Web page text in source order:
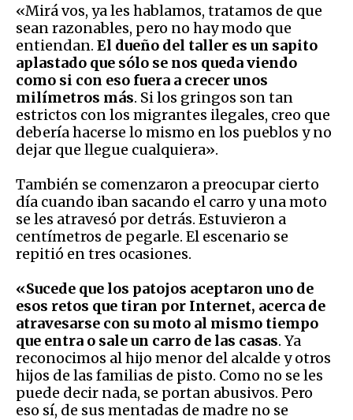
«Mirá vos, ya les hablamos, tratamos de que
sean razonables, pero no hay modo que
entiendan. El dueño del taller es un sapito
aplastado que sólo se nos queda viendo
como si con eso fuera a crecer unos
milímetros más. Si los gringos son tan
estrictos con los migrantes ilegales, creo que
debería hacerse lo mismo en los pueblos y no
dejar que llegue cualquiera».
También se comenzaron a preocupar cierto
día cuando iban sacando el carro y una moto
se les atravesó por detrás. Estuvieron a
centímetros de pegarle. El escenario se
repitió en tres ocasiones.
«Sucede que los patojos aceptaron uno de
esos retos que tiran por Internet, acerca de
atravesarse con su moto al mismo tiempo
que entra o sale un carro de las casas. Ya
reconocimos al hijo menor del alcalde y otros
hijos de las familias de pisto. Como no se les
puede decir nada, se portan abusivos. Pero
eso sí, de sus mentadas de madre no se